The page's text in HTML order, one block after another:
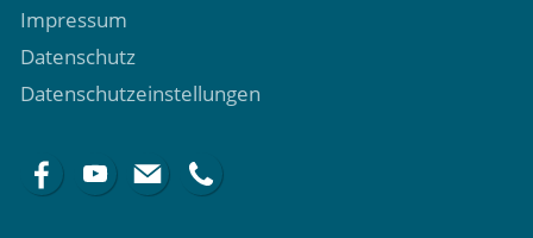
Impressum
Datenschutz
Datenschutzeinstellungen